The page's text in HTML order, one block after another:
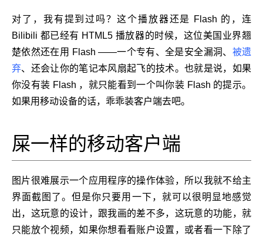
对了，我有提到过吗？这个播放器还是 Flash 的，连
Bilibili 都已经有 HTML5 播放器的时候，这位美国业界翘
楚依然还在用 Flash ——一个专有、全是安全漏洞、 被遗
弃、还会让你的笔记本风扇起飞的技术。也就是说，如果
你没有装 Flash ，就只能看到一个叫你装 Flash 的提示。
如果用移动设备的话，乖乖装客户端去吧。
屎一样的移动客户端
图片很难展示一个应用程序的操作体验，所以我就不给主
界面截图了。但是你只要用一下，就可以很明显地感觉
出，这玩意的设计，跟我画的差不多，这玩意的功能，就
只能放个视频，如果你想看看账户设置，或者看一下除了